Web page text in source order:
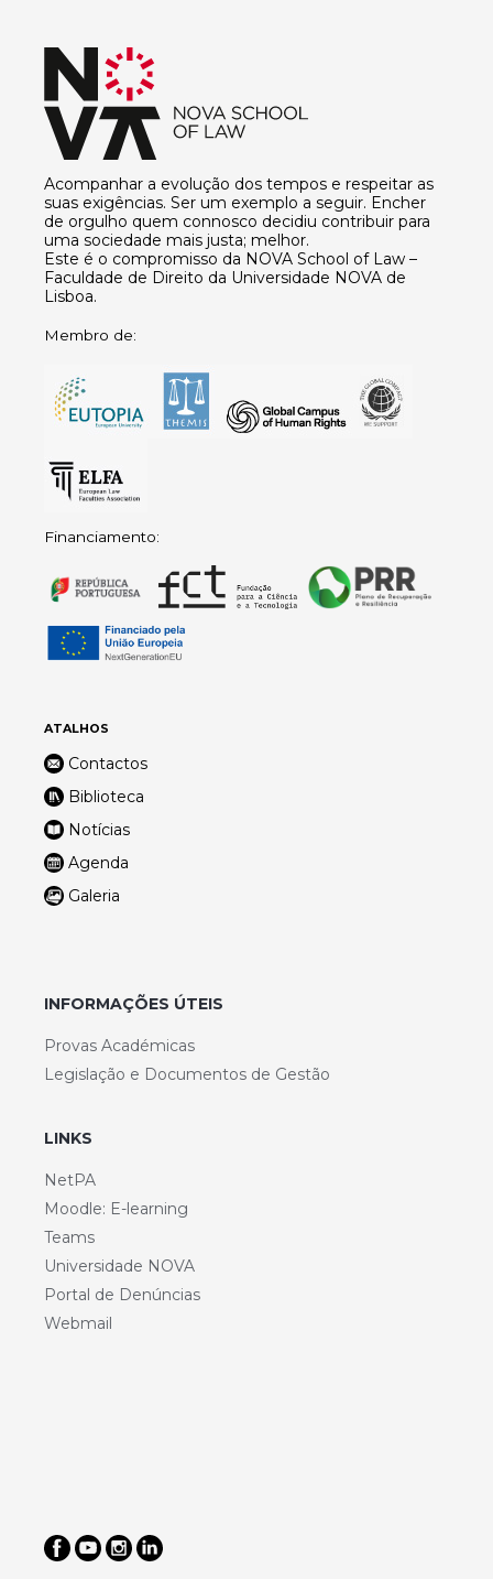
Acompanhar a evolução dos tempos e respeitar as
suas exigências. Ser um exemplo a seguir. Encher
de orgulho quem connosco decidiu contribuir para
uma sociedade mais justa; melhor.
Este é o compromisso da NOVA School of Law –
Faculdade de Direito da Universidade NOVA de
Lisboa.
Membro de:
Financiamento:
ATALHOS
Contactos
Biblioteca
Notícias
Agenda
Galeria
INFORMAÇÕES ÚTEIS
Provas Académicas
Legislação e Documentos de Gestão
LINKS
NetPA
Moodle: E-learning
Teams
Universidade NOVA
Portal de Denúncias
Webmail